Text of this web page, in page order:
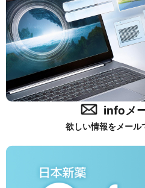
infoメ
欲しい情報をメール